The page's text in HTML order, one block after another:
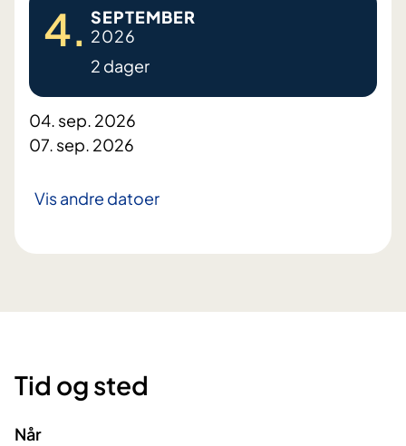
4. SEPTEMBER
2026
2 dager
04. sep. 2026
07. sep. 2026
Vis andre datoer
Tid og sted
Når